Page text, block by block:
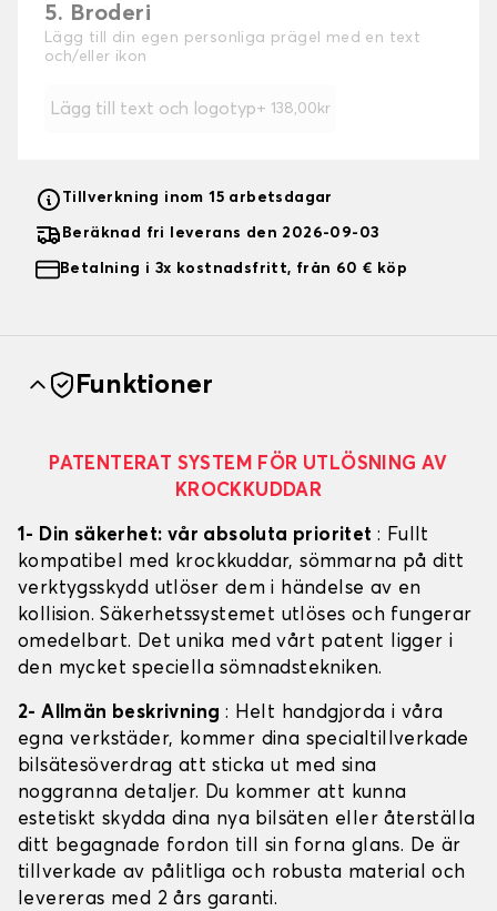
5. Broderi
Lägg till din egen personliga prägel med en text
och/eller ikon
Lägg till text och logotyp + 138,00kr
Tillverkning inom 15 arbetsdagar
Beräknad fri leverans den 2026-09-03
Betalning i 3x kostnadsfritt, från 60 € köp
Funktioner
PATENTERAT SYSTEM FÖR UTLÖSNING AV
KROCKKUDDAR
1- Din säkerhet: vår absoluta prioritet : Fullt
kompatibel med krockkuddar, sömmarna på ditt
verktygsskydd utlöser dem i händelse av en
kollision. Säkerhetssystemet utlöses och fungerar
omedelbart. Det unika med vårt patent ligger i
den mycket speciella sömnadstekniken.
2- Allmän beskrivning : Helt handgjorda i våra
egna verkstäder, kommer dina specialtillverkade
bilsätesöverdrag att sticka ut med sina
noggranna detaljer. Du kommer att kunna
estetiskt skydda dina nya bilsäten eller återställa
ditt begagnade fordon till sin forna glans. De är
tillverkade av pålitliga och robusta material och
levereras med 2 års garanti.